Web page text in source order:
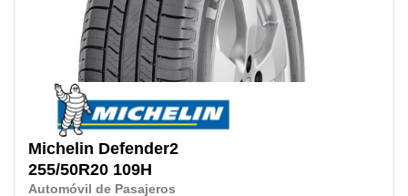
Michelin Defender2
255/50R20 109H
Automóvil de Pasajeros